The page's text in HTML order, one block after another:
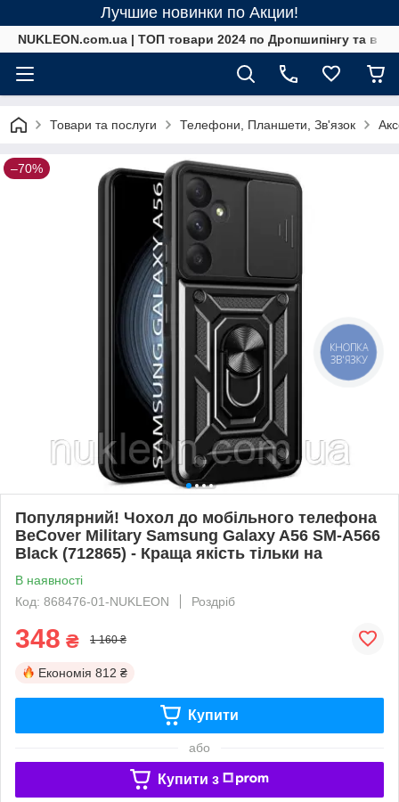
Лучшие новинки по Акции!
NUKLEON.com.ua | ТОП товари 2024 по Дропшипінгу та в
Товари та послуги Телефони, Планшети, Зв'язок
–70%
Популярний! Чохол до мобільного телефона
BeCover Military Samsung Galaxy A56 SM-A566
Black (712865) - Краща якість тільки на
В наявності
Код: 868476-01-NUKLEON
Роздріб
348 ₴ 1 160 ₴
Економія 812 ₴
Купити
або
Купити з
КНОПКА
ЗВ'ЯЗКУ